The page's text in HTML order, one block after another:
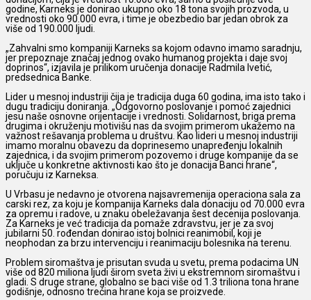
godine, Karneks je donirao ukupno oko 18 tona svojih prozvoda, u
vrednosti oko 90.000 evra, i time je obezbedio bar jedan obrok za
više od 190.000 ljudi.
„Zahvalni smo kompaniji Karneks sa kojom odavno imamo saradnju,
jer prepoznaje značaj jednog ovako humanog projekta i daje svoj
doprinos“, izjavila je prilikom uručenja donacije Radmila Ivetić,
predsednica Banke.
Lider u mesnoj industriji čija je tradicija duga 60 godina, ima isto tako i
dugu tradiciju doniranja. „Odgovorno poslovanje i pomoć zajednici
jesu naše osnovne orijentacije i vrednosti. Solidarnost, briga prema
drugima i okruženju motivišu nas da svojim primerom ukažemo na
važnost rešavanja problema u društvu. Kao lideri u mesnoj industriji
imamo moralnu obavezu da doprinesemo unapređenju lokalnih
zajednica, i da svojim primerom pozovemo i druge kompanije da se
uključe u konkretne aktivnosti kao što je donacija Banci hrane“,
poručuju iz Karneksa.
U Vrbasu je nedavno je otvorena najsavremenija operaciona sala za
carski rez, za koju je kompanija Karneks dala donaciju od 70.000 evra
za opremu i radove, u znaku obeležavanja šest decenija poslovanja.
Za Karneks je već tradicija da pomaže zdravstvu, jer je za svoj
jubilarni 50. rođendan donirao istoj bolnici reanimobil, koji je
neophodan za brzu intervenciju i reanimaciju bolesnika na terenu.
Problem siromaštva je prisutan svuda u svetu, prema podacima UN
više od 820 miliona ljudi širom sveta živi u ekstremnom siromaštvu i
gladi. S druge strane, globalno se baci više od 1.3 triliona tona hrane
godišnje, odnosno trećina hrane koja se proizvede.